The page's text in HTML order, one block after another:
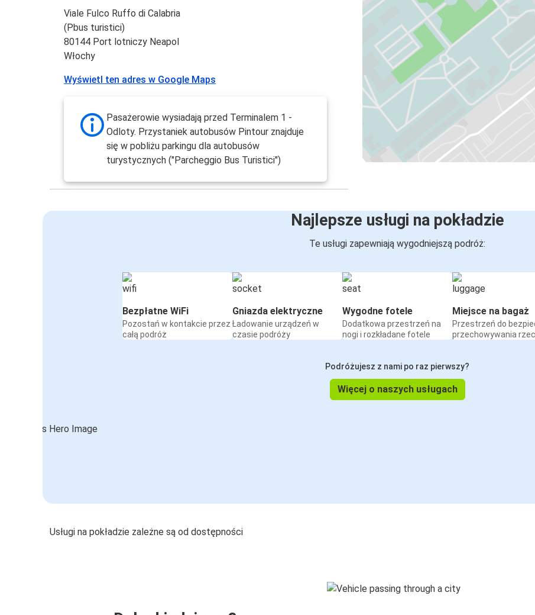
Viale Fulco Ruffo di Calabria
(Pbus turistici)
80144 Port lotniczy Neapol
Włochy
Wyświetl ten adres w Google Maps
Pasażerowie wysiadają przed Terminalem 1 -
Odloty. Przystaniek autobusów Pintour znajduje
się w pobliżu parkingu dla autobusów
turystycznych ("Parcheggio Bus Turistici")
Najlepsze usługi na pokładzie
Te usługi zapewniają wygodniejszą podróż:
Bezpłatne WiFi
Pozostań w kontakcie przez
całą podróż
Gniazda elektryczne
Ładowanie urządzeń w
czasie podróży
Wygodne fotele
Dodatkowa przestrzeń na
nogi i rozkładane fotele
Miejsce na bagaż
Przestrzeń do
przechowywania
Podróżujesz z nami po raz pierwszy?
Więcej o naszych usługach
Usługi na pokładzie zależne są od dostępności